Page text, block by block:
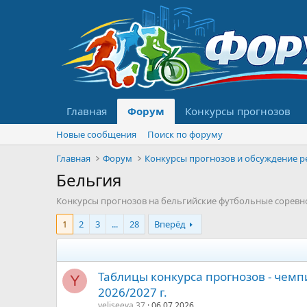
Главная Форум Конкурсы прогнозов
Новые сообщения
Поиск по форуму
Главная
Форум
Бельгия
Конкурсы прогнозов на бельгийские футбольные
1
2 3 ... 28 Вперёд
Y
Таблицы конкурса прогнозов -
2026/2027 г.